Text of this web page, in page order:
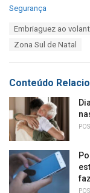
C
i
e
:
Segurança
Embriaguez ao
Zona Sul de Natal
Conteúdo